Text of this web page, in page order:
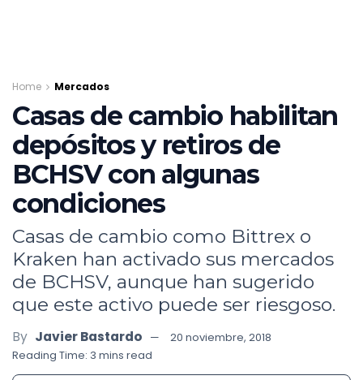
Home Mercados
Casas de cambio habilitan
depósitos y retiros de
BCHSV con algunas
condiciones
Casas de cambio como Bittrex o
Kraken han activado sus mercados
de BCHSV, aunque han sugerido
que este activo puede ser riesgoso.
By Javier Bastardo
20 noviembre, 2018
Reading Time: 3 mins read